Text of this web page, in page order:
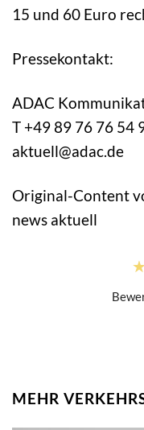
15 und 60 Euro
Pressekontakt:
ADAC
T +49 89 76 76 54
aktuell@adac.de
Original-Content
news aktuell
MEHR